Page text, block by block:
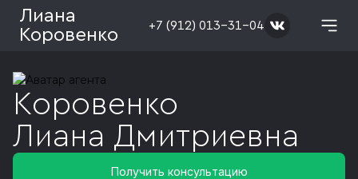
Лиана
Коровенко
+7 (912) 013-31-04
Коровенко
Лиана Дмитриевна
Получить консультацию